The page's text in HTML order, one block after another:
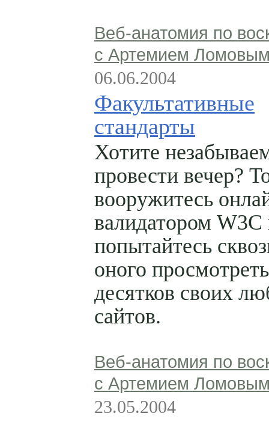
Веб-анатомия по
с Артемием
06.06.2004
Факультативные
стандарты
Хотите
провести вечер?
вооружитесь
валидатором W3C
попытайтесь
оного
десятков своих
сайтов.
Веб-анатомия по
с Артемием
23.05.2004